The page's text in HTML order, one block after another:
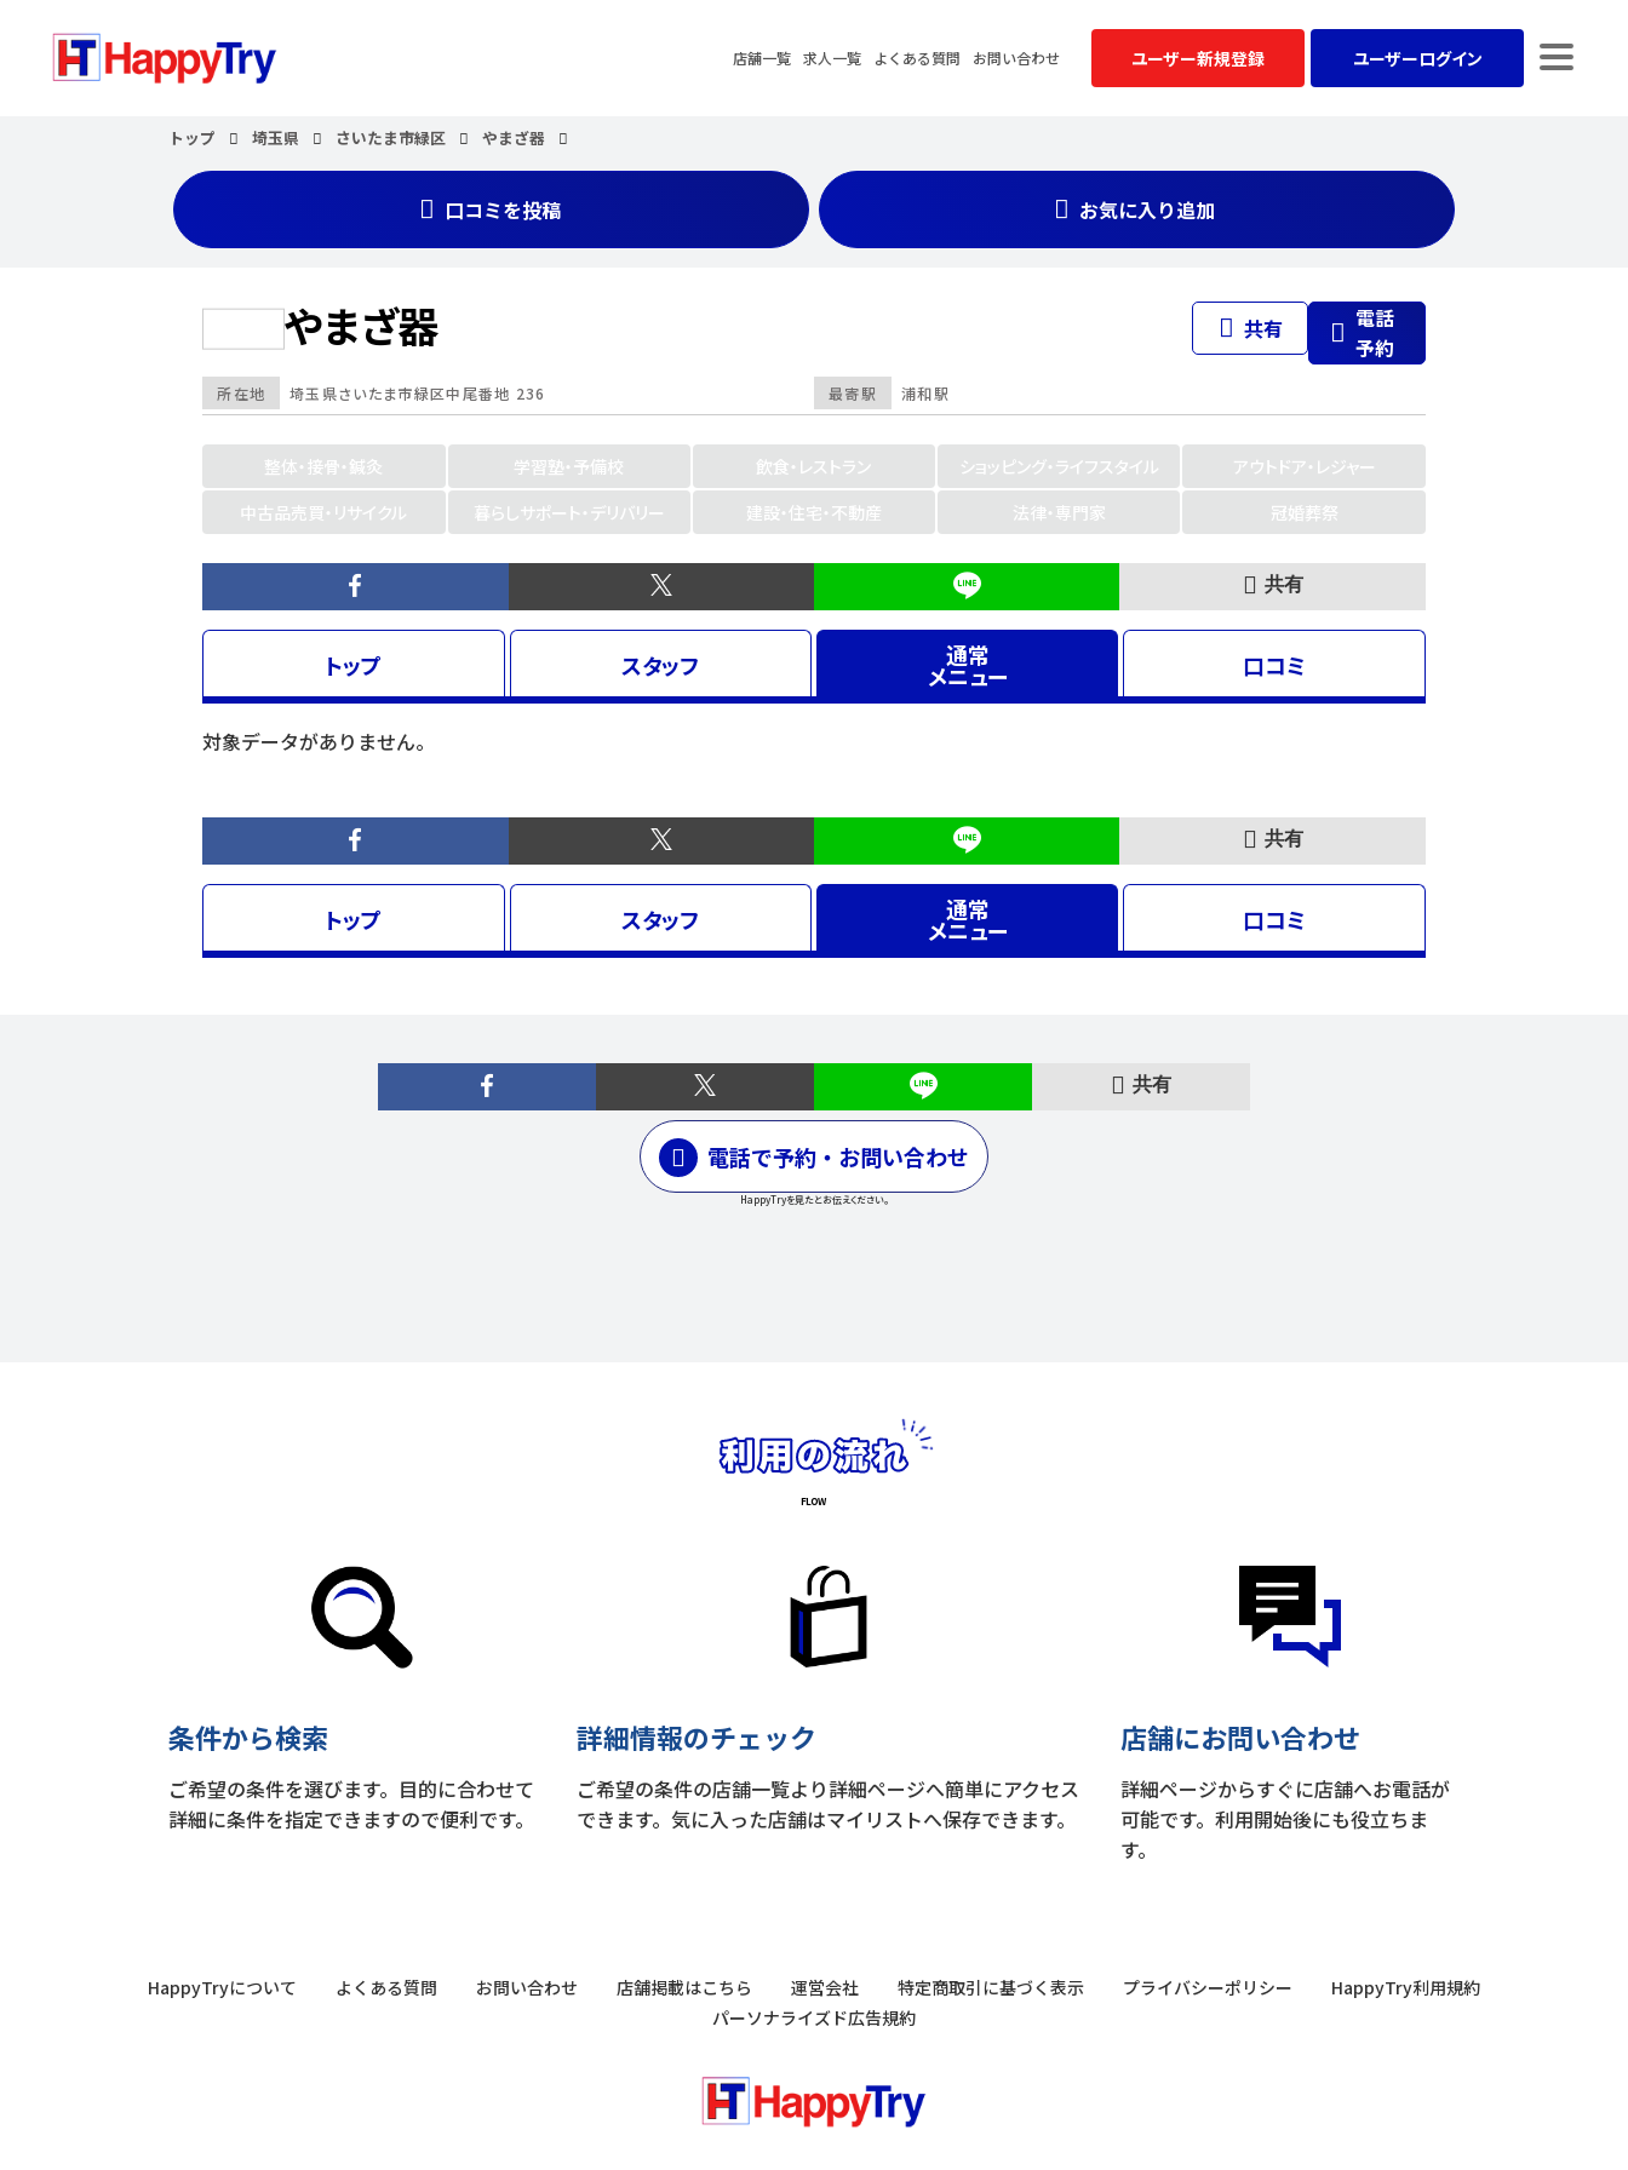
店舗一覧 求人一覧 よくある質問 お問い合わせ ユーザー新規登録 ユーザーログイン
トップ 埼玉県 さいたま市緑区 やまざ器
口コミを投稿 お気に入り追加
やまざ器 共有
電話
予約
最寄駅 浦和駅
所在地 埼玉県さいたま市緑区中尾番地 236
整体・接骨・鍼灸 学習塾・予備校 飲食・レストラン ショッピング・ライフスタイル
アウトドア・レジャー
中古品売買・リサイクル
暮らしサポート・デリバリー 建設・住宅・不動産 法律・専門家 冠婚葬祭
共有
トップ スタッフ 通常
メニュー 口コミ
対象データがありません。
共有
トップ スタッフ 通常
メニュー 口コミ
共有
電話で予約・お問い合わせ
HappyTryを見たとお伝えください。
条件から検索
ご希望の条件を選びます。目的に合わせて
詳細に条件を指定できますので便利です。
詳細情報のチェック
ご希望の条件の店舗一覧より詳細ページへ簡単にアクセス
できます。気に入った店舗はマイリストへ保存できます。
店舗にお問い合わせ
詳細ページからすぐに店舗へお電話が
可能です。利用開始後にも役立ちま
す。
HappyTryについて よくある質問 お問い合わせ 店舗掲載はこちら 運営会社 特定商取引に基づく表示 プライバシーポリシー
HappyTry利用規約
パーソナライズド広告規約